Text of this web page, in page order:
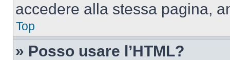
accedere alla stessa pagina,
Top
» Posso usare l’HTML?